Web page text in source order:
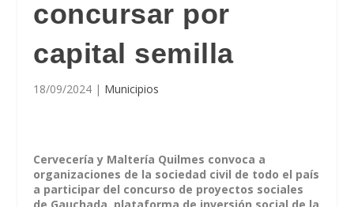
concursar por
capital semilla
18/09/2024 | Municipios
Cervecería y Maltería Quilmes convoca a
organizaciones de la sociedad civil de todo el país
a participar del concurso de proyectos sociales